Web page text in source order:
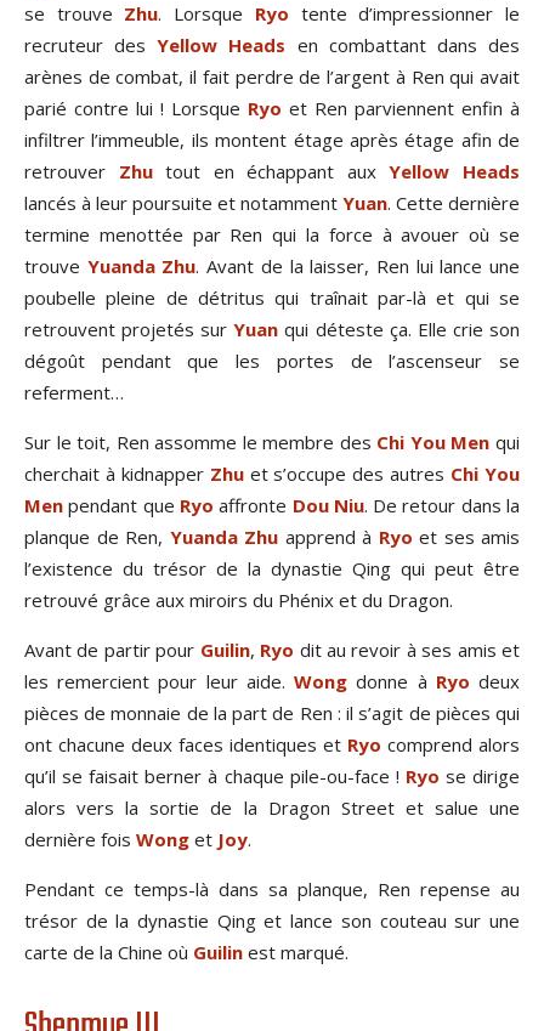
se trouve Zhu. Lorsque Ryo tente d’impressionner le
recruteur desYellow Heads en combattant dans des
arènes de combat, il fait perdre de l’argent à Ren qui avait
parié contre lui ! Lorsque Ryo et Ren parviennent enfin à
infiltrer l’immeuble, ils montent étage après étage afin de
retrouver Zhutout en échappant auxYellow Heads
lancés à leur poursuite et notamment Yuan. Cette dernière
termine menottée par Ren qui la force à avouer où se
trouve Yuanda Zhu. Avant de la laisser, Ren lui lance une
poubelle pleine de détritus qui traînait par-là et qui se
retrouvent projetés surYuan qui déteste ça. Elle crie son
dégoût pendant que les portes de l’ascenseur se
referment…
Sur le toit, Ren assomme le membre des Chi You Men qui
cherchait à kidnapper Zhuet s’occupe des autres Chi You
Men pendant que Ryo affronte Dou Niu. De retour dans la
planque de Ren, Yuanda Zhu apprend à Ryo et ses amis
l’existence du trésor de la dynastie Qing qui peut être
retrouvé grâce aux miroirs du Phénix et du Dragon.
Avant de partir pour Guilin, Ryo dit au revoir à ses amis et
les remercient pour leur aide.Wong donne à Ryo deux
pièces de monnaie de la part de Ren : il s’agit de pièces qui
ont chacune deux faces identiques et Ryo comprend alors
qu’il se faisait berner à chaque pile-ou-face ! Ryo se dirige
alors vers la sortie de la Dragon Street et salue une
dernière fois Wong et Joy.
Pendant ce temps-là dans sa planque, Ren repense au
trésor de la dynastie Qing et lance son couteau sur une
carte de la Chine où Guilin est marqué.